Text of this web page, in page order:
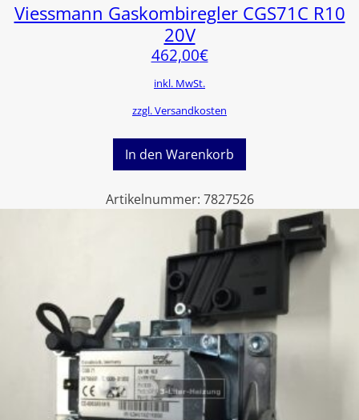
Viessmann Gaskombiregler CGS71C R10
20V
462,00€
inkl. MwSt.
zzgl. Versandkosten
In den Warenkorb
Artikelnummer: 7827526